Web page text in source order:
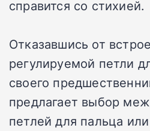
справится со стихией.
Отказавшись от
регулируемой петли
своего
предлагает выбор
петлей для пальца